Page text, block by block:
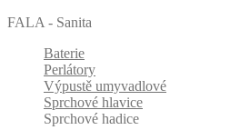
FALA - Sanita
Baterie
Perlátory
Výpustě umyvadlové
Sprchové hlavice
Sprchové hadice